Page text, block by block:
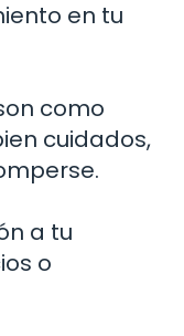
en tu
como
cuidados,
a tu
o